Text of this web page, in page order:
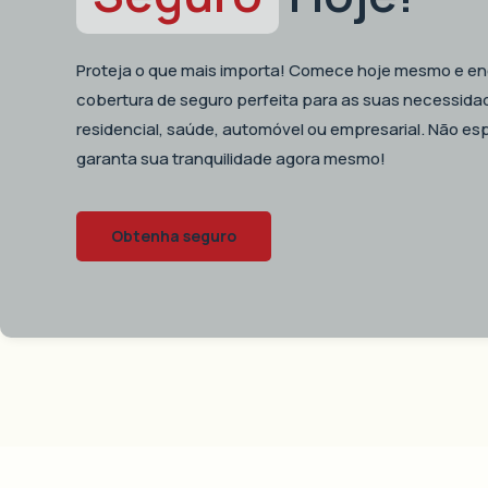
Proteja o que mais importa! Comece hoje mesmo e
cobertura de seguro perfeita para as suas
residencial, saúde, automóvel ou empresarial. Não
garanta sua tranquilidade agora mesmo!
Obtenha seguro